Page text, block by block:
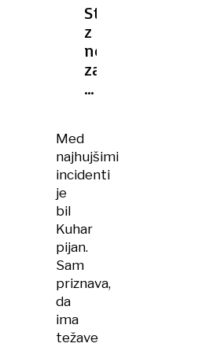
Starša
z
nožem
zabodel
več
Med
najhujšimi
incidenti
je
bil
Kuhar
pijan.
Sam
priznava,
da
ima
težave